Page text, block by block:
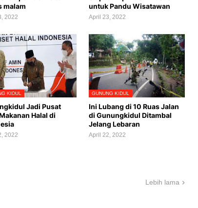
malam
2022
untuk Pandu Wisatawan
April 23, 2022
KIDUL
Jadi Pusat
Halal di
2022
GUNUNG KIDUL
Ini Lubang di 10 Ruas Jalan
di Gunungkidul Ditambal
Jelang Lebaran
April 22, 2022
Lebih lama